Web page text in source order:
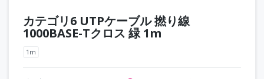
カテゴリ6 UTPケーブル 撚り線
1000BASE-Tクロス 緑 1m
1m